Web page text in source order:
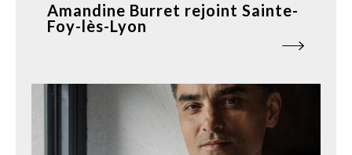
Amandine Burret rejoint Sainte-
Foy-lès-Lyon